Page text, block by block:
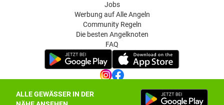
ALLE GEWÄSSER IN DER
Jobs
Werbung auf Alle Angeln
Community Regeln
Die besten Angelknoten
FAQ
Datenschutz-Einstellungen